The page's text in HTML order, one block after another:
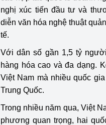
nghị xúc tiến đầu tư và
diễn văn hóa nghệ thuật
tế.
Với dân số gần 1,5 tỷ
hàng hóa cao và đa dạng.
Việt Nam mà nhiều quốc
Trung Quốc.
Trong nhiều năm qua, Việt
phương quan trọng, hai